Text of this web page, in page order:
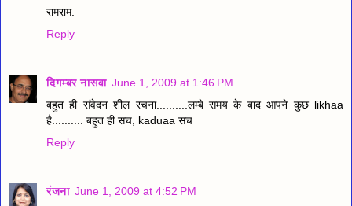
रामराम.
Reply
दिगम्बर नासवा June 1, 2009 at 1:46 PM
बहुत ही संवेदन शील रचना..........लम्बे समय के बाद आपने कुछ likhaa
है.......... बहुत ही सच, kaduaa सच
Reply
रंजना June 1, 2009 at 4:52 PM